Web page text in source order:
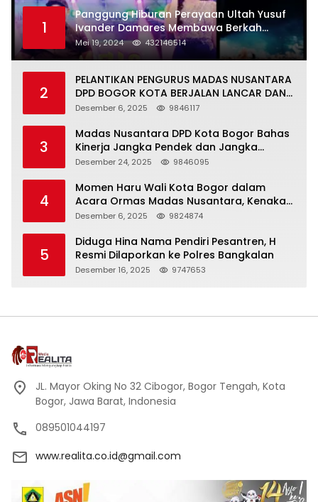
1
Panggung Hiburan Perayaan Ultah Yusuf
Ivander Damares Membawa Berkah
Warga Kejapanan
Mei 19, 2024 432146514
2
PELANTIKAN PENGURUS MADAS NUSANTARA
DPD BOGOR KOTA BERJALAN LANCAR DAN
KHIDMAT
Desember 6, 2025 9846117
3
Madas Nusantara DPD Kota Bogor Bahas
Kinerja Jangka Pendek dan Jangka
Panjang
Desember 24, 2025 9846095
4
Momen Haru Wali Kota Bogor dalam
Acara Ormas Madas Nusantara, Kenakan
Peci Hitam Tinggi sebagai Simbol
Desember 6, 2025 9824874
5
Diduga Hina Nama Pendiri Pesantren, H
Resmi Dilaporkan ke Polres Bangkalan
Desember 16, 2025 9747653
JL. Mayor Oking No 32 Cibogor, Bogor Tengah, Kota
Bogor, Jawa Barat, Indonesia
089501044197
www.realita.co.id@gmail.com